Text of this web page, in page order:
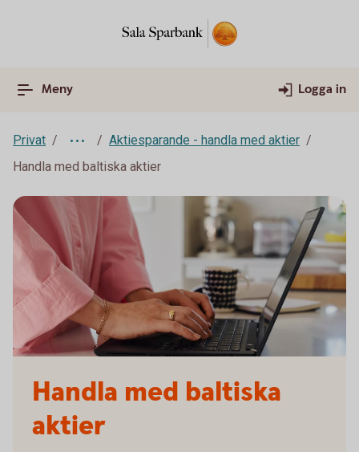
Meny Logga in
Privat
Aktiesparande - handla med aktier
Handla med baltiska aktier
Handla med baltiska
aktier